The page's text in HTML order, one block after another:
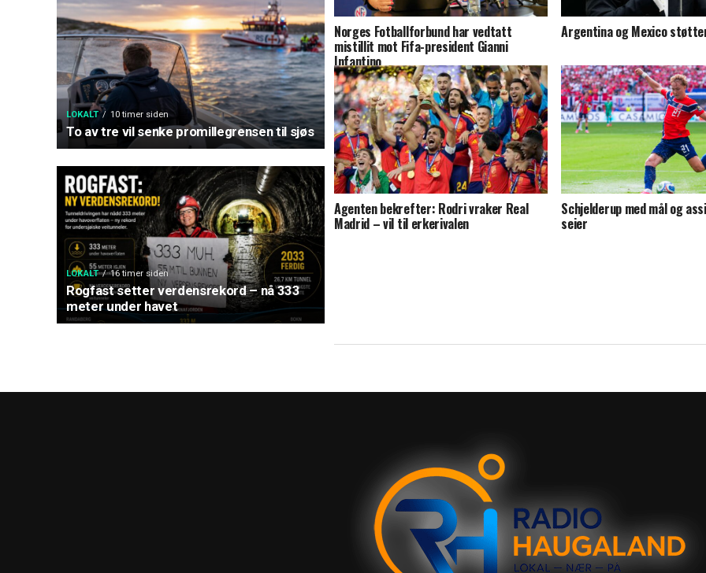
LOKALT 10 timer siden
To av tre vil senke promillegrensen til sjøs
LOKALT 16 timer siden
Rogfast setter verdensrekord – nå 333
meter under havet
Norges Fotballforbund har vedtatt
mistillit mot Fifa-president Gianni
Infantino
Argentina og Mexico
Agenten bekrefter: Rodri vraker Real
Madrid – vil til erkerivalen
Schjelderup med mål og
seier